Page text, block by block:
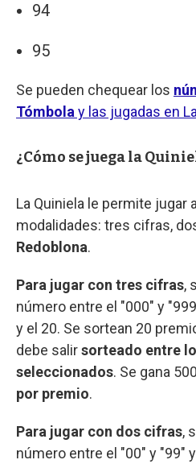
94
95
Se pueden chequear los
Tómbola y las jugadas en
¿Cómo se juega la
La Quiniela le permite jugar
modalidades: tres cifras,
Redoblona.
Para jugar con tres cifras,
número entre el "000" y
y el 20. Se sortean 20
debe salirsorteado entre
seleccionados. Se gana
por premio.
Para jugar con dos cifras,
número entre el "00" y "99"